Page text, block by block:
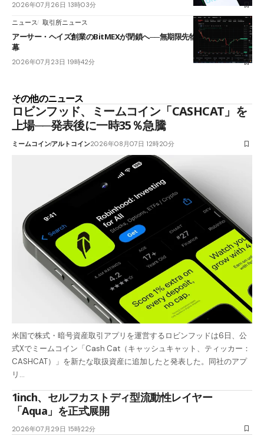
2026年07月26日 13時03分
ニュース 取引所ニュース
アーサー・ヘイズ創業のBitMEXが閉鎖へ──無期限先物を生んだ11年に
幕
2026年07月23日 19時42分
その他のニュース
ロビンフッド、ミームコイン「CASHCAT」を
上場──発表後に一時35％急騰
ミームコインアルトコイン2026年08月07日 12時20分
米国で株式・暗号資産取引アプリを運営するロビンフッドは6日、公
式Xでミームコイン「Cash Cat（キャッシュキャット、ティッカー：
CASHCAT）」を新たな取扱資産に追加したと発表した。同社のアプ
リ…
1inch、セルフカストディ型流動性レイヤー
「Aqua」を正式展開
2026年07月29日 15時22分